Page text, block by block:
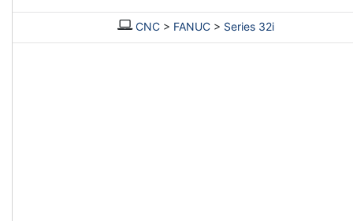
CNC> FANUC> Series 32i